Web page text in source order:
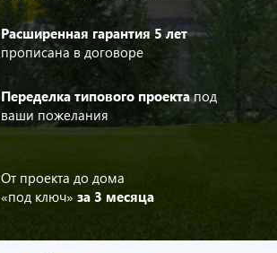
Расширенная гарантия 5 лет
прописана в договоре
Переделка типового проектапод
ваши пожелания
От проекта до дома
«под ключ» за 3 месяца